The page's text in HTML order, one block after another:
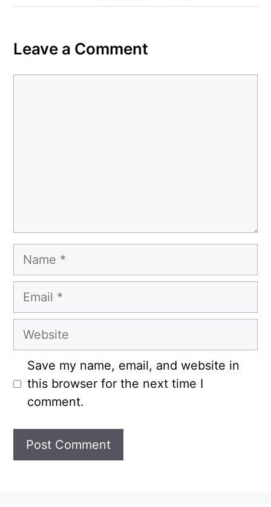
Leave a Comment
Name
Email
Website
Save my name, email, and website in
this browser for the next time I
comment.